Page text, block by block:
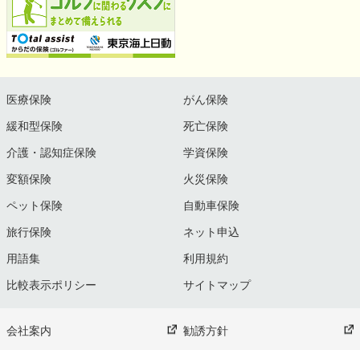
医療保険 がん保険
緩和型保険 死亡保険
介護・認知症保険 学資保険
変額保険 火災保険
ペット保険 自動車保険
旅行保険 ネット申込
用語集 利用規約
比較表示ポリシー サイトマップ
会社案内 勧誘方針